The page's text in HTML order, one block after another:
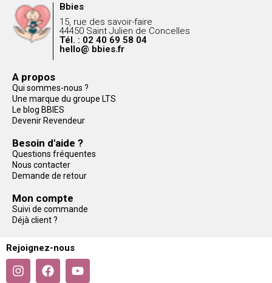
Bbies
15, rue des savoir-faire
44450 Saint Julien de Concelles
Tél. : 02 40 69 58 04
hello@ bbies.fr
A propos
Qui sommes-nous ?
Une marque du groupe LTS
Le blog BBIES
Devenir Revendeur
Besoin d'aide ?
Questions fréquentes
Nous contacter
Demande de retour
Mon compte
Suivi de commande
Déjà client ?
Rejoignez-nous